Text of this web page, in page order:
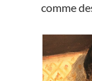
comme